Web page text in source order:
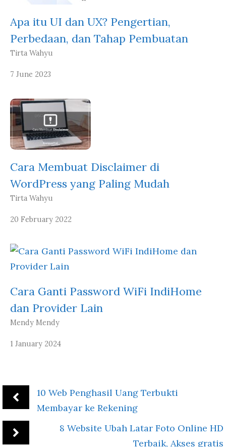
Apa itu UI dan UX? Pengertian,
Perbedaan, dan Tahap Pembuatan
Tirta Wahyu
7 June 2023
Cara Membuat Disclaimer di
WordPress yang Paling Mudah
Tirta Wahyu
20 February 2022
Cara Ganti Password WiFi IndiHome
dan Provider Lain
Mendy Mendy
1 January 2024
10 Web Penghasil Uang Terbukti
Membayar ke Rekening
8 Website Ubah Latar Foto Online HD
Terbaik, Akses gratis